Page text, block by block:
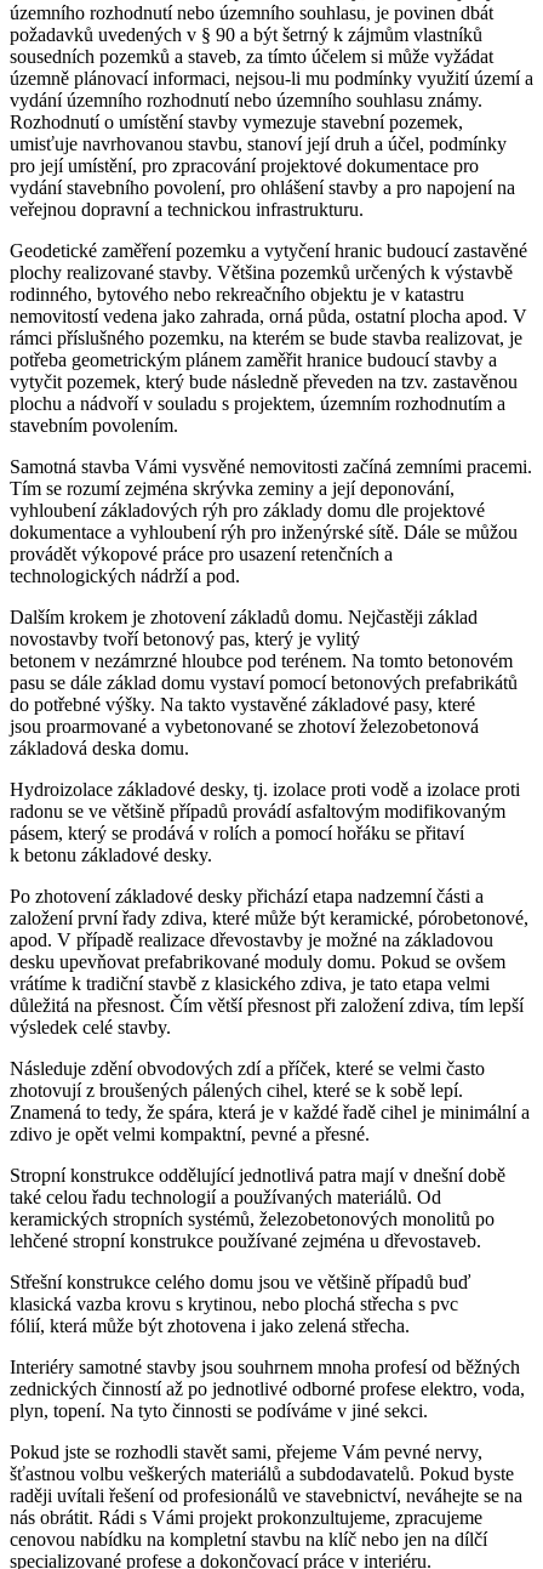
územního rozhodnutí nebo územního souhlasu, je povinen dbát
požadavků uvedených v § 90 a být šetrný k zájmům vlastníků
sousedních pozemků a staveb, za tímto účelem si může vyžádat
územně plánovací informaci, nejsou-li mu podmínky využití území a
vydání územního rozhodnutí nebo územního souhlasu známy.
Rozhodnutí o umístění stavby vymezuje stavební pozemek,
umisťuje navrhovanou stavbu, stanoví její druh a účel, podmínky
pro její umístění, pro zpracování projektové dokumentace pro
vydání stavebního povolení, pro ohlášení stavby a pro napojení na
veřejnou dopravní a technickou infrastrukturu.
Geodetické zaměření pozemku a vytyčení hranic budoucí zastavěné
plochy realizované stavby. Většina pozemků určených k výstavbě
rodinného, bytového nebo rekreačního objektu je v katastru
nemovitostí vedena jako zahrada, orná půda, ostatní plocha apod. V
rámci příslušného pozemku, na kterém se bude stavba realizovat, je
potřeba geometrickým plánem zaměřit hranice budoucí stavby a
vytyčit pozemek, který bude následně převeden na tzv. zastavěnou
plochu a nádvoří v souladu s projektem, územním rozhodnutím a
stavebním povolením.
Samotná stavba Vámi vysvěné nemovitosti začíná zemními pracemi.
Tím se rozumí zejména skrývka zeminy a její deponování,
vyhloubení základových rýh pro základy domu dle projektové
dokumentace a vyhloubení rýh pro inženýrské sítě. Dále se můžou
provádět výkopové práce pro usazení retenčních a
technologických nádrží a pod.
Dalším krokem je zhotovení základů domu. Nejčastěji základ
novostavby tvoří betonový pas, který je vylitý
betonem v nezámrzné hloubce pod terénem. Na tomto betonovém
pasu se dále základ domu vystaví pomocí betonových prefabrikátů
do potřebné výšky. Na takto vystavěné základové pasy, které
jsou proarmované a vybetonované se zhotoví železobetonová
základová deska domu.
Hydroizolace základové desky, tj. izolace proti vodě a izolace proti
radonu se ve většině případů provádí asfaltovým modifikovaným
pásem, který se prodává v rolích a pomocí hořáku se přitaví
k betonu základové desky.
Po zhotovení základové desky přichází etapa nadzemní části a
založení první řady zdiva, které může být keramické, pórobetonové,
apod. V případě realizace dřevostavby je možné na základovou
desku upevňovat prefabrikované moduly domu. Pokud se ovšem
vrátíme k tradiční stavbě z klasického zdiva, je tato etapa velmi
důležitá na přesnost. Čím větší přesnost při založení zdiva, tím lepší
výsledek celé stavby.
Následuje zdění obvodových zdí a příček, které se velmi často
zhotovují z broušených pálených cihel, které se k sobě lepí.
Znamená to tedy, že spára, která je v každé řadě cihel je minimální a
zdivo je opět velmi kompaktní, pevné a přesné.
Stropní konstrukce oddělující jednotlivá patra mají v dnešní době
také celou řadu technologií a používaných materiálů. Od
keramických stropních systémů, železobetonových monolitů po
lehčené stropní konstrukce používané zejména u dřevostaveb.
Střešní konstrukce celého domu jsou ve většině případů buď
klasická vazba krovu s krytinou, nebo plochá střecha s pvc
fólií, která může být zhotovena i jako zelená střecha.
Interiéry samotné stavby jsou souhrnem mnoha profesí od běžných
zednických činností až po jednotlivé odborné profese elektro, voda,
plyn, topení. Na tyto činnosti se podíváme v jiné sekci.
Pokud jste se rozhodli stavět sami, přejeme Vám pevné nervy,
šťastnou volbu veškerých materiálů a subdodavatelů. Pokud byste
raději uvítali řešení od profesionálů ve stavebnictví, neváhejte se na
nás obrátit. Rádi s Vámi projekt prokonzultujeme, zpracujeme
cenovou nabídku na kompletní stavbu na klíč nebo jen na dílčí
specializované profese a dokončovací práce v interiéru.